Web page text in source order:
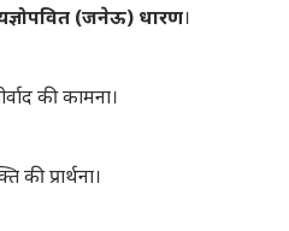
(जनेऊ) धारण।
की कामना।
प्रार्थना।